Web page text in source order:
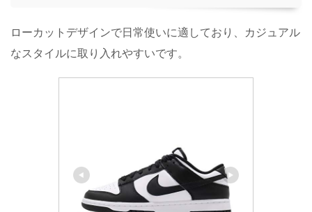
ローカットデザインで日常使いに適しており、カジュアル
なスタイルに取り入れやすいです。